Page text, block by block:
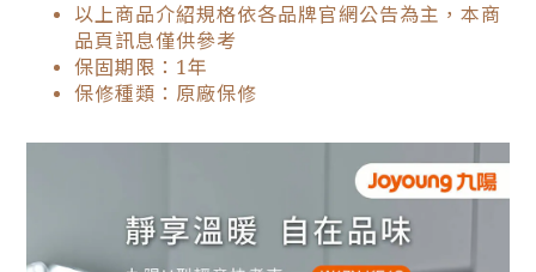
以上商品介紹規格依各品牌官網公告為主，本商
品頁訊息僅供參考
保固期限：1年
保修種類：原廠保修